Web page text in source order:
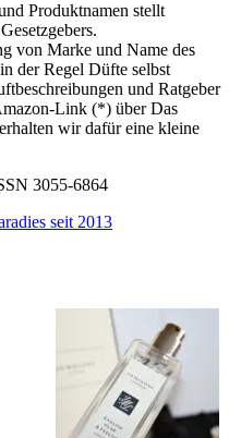
Produktnamen stellt
von Marke und Name des
der Regel Düfte selbst
und Ratgeber
Link (*) über Das
wir dafür eine kleine
3055-6864
seit 2013